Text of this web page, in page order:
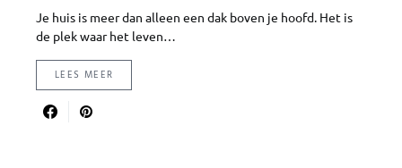
Je huis is meer dan alleen een dak boven je hoofd. Het is
de plek waar het leven…
LEES MEER